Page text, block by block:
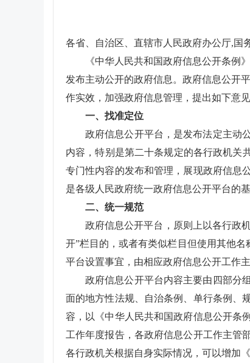
各省、自治区、直辖市人民政府办公厅,国
《中华人民共和国政府信息公开条例
发布主动公开的政府信息。政府信息公开
作实效，加强政府信息管理，提出如下意见
一、找准定位
政府信息公开平台，是发布法定主动
内容，特别是第二十条规定的各行政机关
专门性内容的发布和管理，展现政府信息
是各级人民政府统一政府信息公开平台的
二、统一规范
政府信息公开平台，原则上以各行政
开”栏目的，或者有类似栏目但使用其他
平台设置事宜，由相应政府信息公开工作
政府信息公开平台内容主要由四部分
面的地方性法规、自治条例、单行条例、
容，以《中华人民共和国政府信息公开条
工作年度报告，各政府信息公开工作主管
各行政机关根据自身实际情况，可以增加